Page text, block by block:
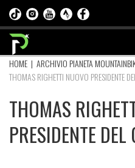
HOME | ARCHIVIO PIANETA
THOMAS RIGHETTI NUOVO PRESIDENTE
THOMAS
PRESIDENTE